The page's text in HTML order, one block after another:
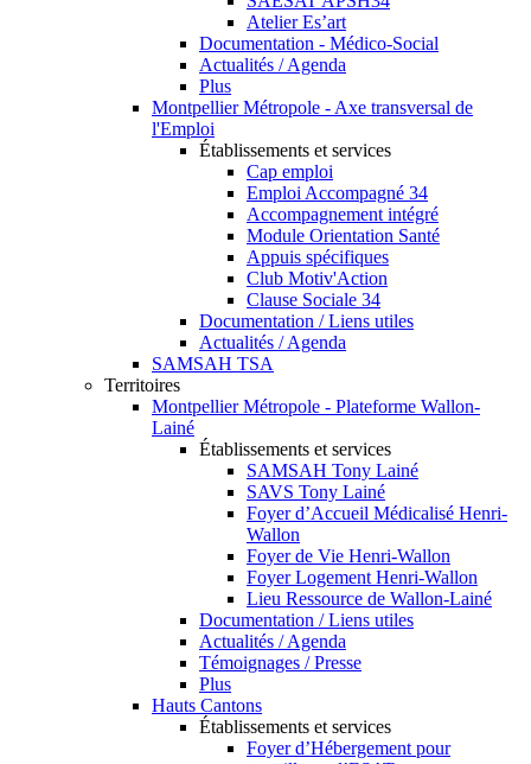
Atelier Es’art
Documentation - Médico-Social
Actualités / Agenda
Plus
Montpellier Métropole - Axe transversal de
l'Emploi
Établissements et services
Cap emploi
Emploi Accompagné 34
Accompagnement intégré
Module Orientation Santé
Appuis spécifiques
Club Motiv'Action
Clause Sociale 34
Documentation / Liens utiles
Actualités / Agenda
SAMSAH TSA
Territoires
Montpellier Métropole - Plateforme Wallon-
Lainé
Établissements et services
SAMSAH Tony Lainé
SAVS Tony Lainé
Foyer d’Accueil Médicalisé Henri-
Wallon
Foyer de Vie Henri-Wallon
Foyer Logement Henri-Wallon
Lieu Ressource de Wallon-Lainé
Documentation / Liens utiles
Actualités / Agenda
Témoignages / Presse
Plus
Hauts Cantons
Établissements et services
Foyer d’Hébergement pour